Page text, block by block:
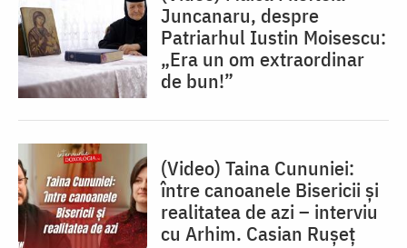
Juncanaru, despre
Patriarhul Iustin Moisescu:
„Era un om extraordinar
de bun!”
(Video) Taina Cununiei:
între canoanele Bisericii și
realitatea de azi – interviu
cu Arhim. Casian Rușeț